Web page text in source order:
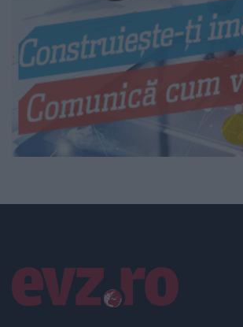
Linkuri utile